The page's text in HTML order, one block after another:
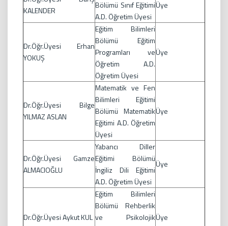
KALENDER
Bölümü Sınıf Eğitimi
A.D. Öğretim Üyesi
Üye
Dr.Öğr.Üyesi Erhan
YOKUŞ
Eğitim Bilimleri
Bölümü Eğitim
Programları ve
Öğretim A.D.
Öğretim Üyesi
Üye
Dr.Öğr.Üyesi Bilge
YILMAZ ASLAN
Matematik ve Fen
Bilimleri Eğitimi
Bölümü Matematik
Eğitimi A.D. Öğretim
Üyesi
Üye
Dr.Öğr.Üyesi Gamze
ALMACIOĞLU
Yabancı Diller
Eğitimi Bölümü
İngiliz Dili Eğitimi
A.D. Öğretim Üyesi
Üye
Dr.Öğr.Üyesi Aykut KUL
Eğitim Bilimleri
Bölümü Rehberlik
ve PsikolojikÜye